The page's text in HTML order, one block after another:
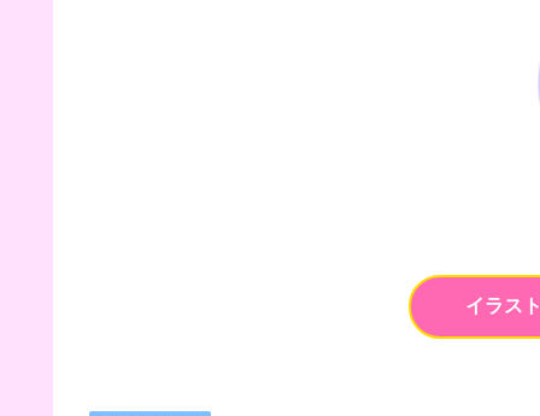
イラス